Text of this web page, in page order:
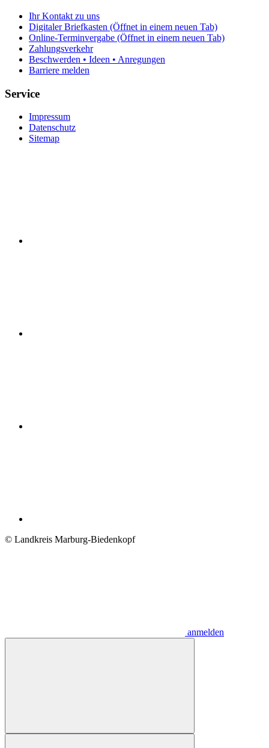
Ihr Kontakt zu uns
Digitaler Briefkasten (Öffnet in einem neuen Tab)
Online-Terminvergabe (Öffnet in einem neuen Tab)
Zahlungsverkehr
Beschwerden • Ideen • Anregungen
Barriere melden
Service
Impressum
Datenschutz
Sitemap
© Landkreis Marburg-Biedenkopf
anmelden